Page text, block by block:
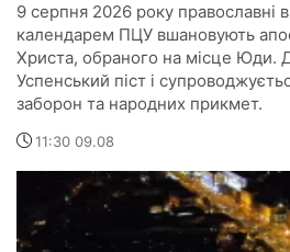
9 серпня 2026 року православні
календарем ПЦУ вшановують
Христа, обраного на місце Юди.
Успенський піст і
заборон та народних прикмет.
11:30 09.08